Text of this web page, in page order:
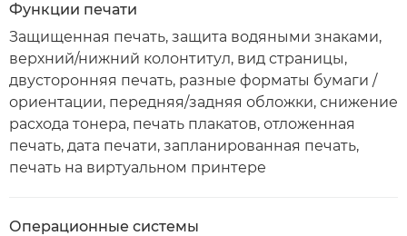
Функции печати
Защищенная печать, защита водяными знаками,
верхний/нижний колонтитул, вид страницы,
двусторонняя печать, разные форматы бумаги /
ориентации, передняя/задняя обложки, снижение
расхода тонера, печать плакатов, отложенная
печать, дата печати, запланированная печать,
печать на виртуальном принтере
Операционные системы